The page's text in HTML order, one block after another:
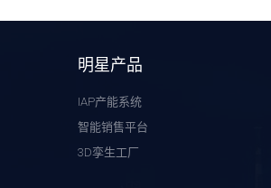
明星产品
IAP产能系统
智能销售平台
3D孪生工厂